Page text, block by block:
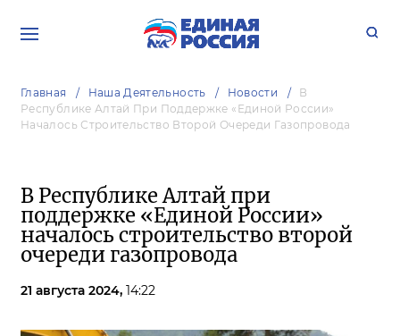
Главная Наша Деятельность Новости
В
Республике Алтай При Поддержке «Единой России»
Началось Строительство Второй Очереди Газопровода
В Республике Алтай при
поддержке «Единой России»
началось строительство второй
очереди газопровода
21 августа 2024, 14:22